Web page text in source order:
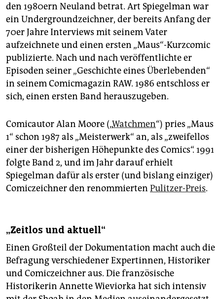
den 1980ern Neuland betrat. Art Spiegelman war
ein Undergroundzeichner, der bereits Anfang der
70er Jahre Interviews mit seinem Vater
aufzeichnete und einen ersten „Maus“-Kurz­comic
publizierte. Nach und nach veröffentlichte er
Episoden seiner „Geschichte eines Überlebenden“
in seinem Comicmagazin RAW. 1986 entschloss er
sich, einen ersten Band herauszugeben.
Comicautor Alan Moore („Watchmen“) pries „Maus
1“ schon 1987 als „Meisterwerk“ an, als „zweifellos
einer der bisherigen Höhepunkte des Comics“. 1991
folgte Band 2, und im Jahr darauf erhielt
Spiegelman dafür als erster (und bislang einziger)
Comiczeichner den renommierten Pulitzer-Preis.
„Zeitlos und aktuell“
Einen Großteil der Dokumentation macht auch die
Befragung verschiedener Expertinnen, Historiker
und Comic­zeichner aus. Die französische
Historikerin Annette Wieviorka hat sich intensiv